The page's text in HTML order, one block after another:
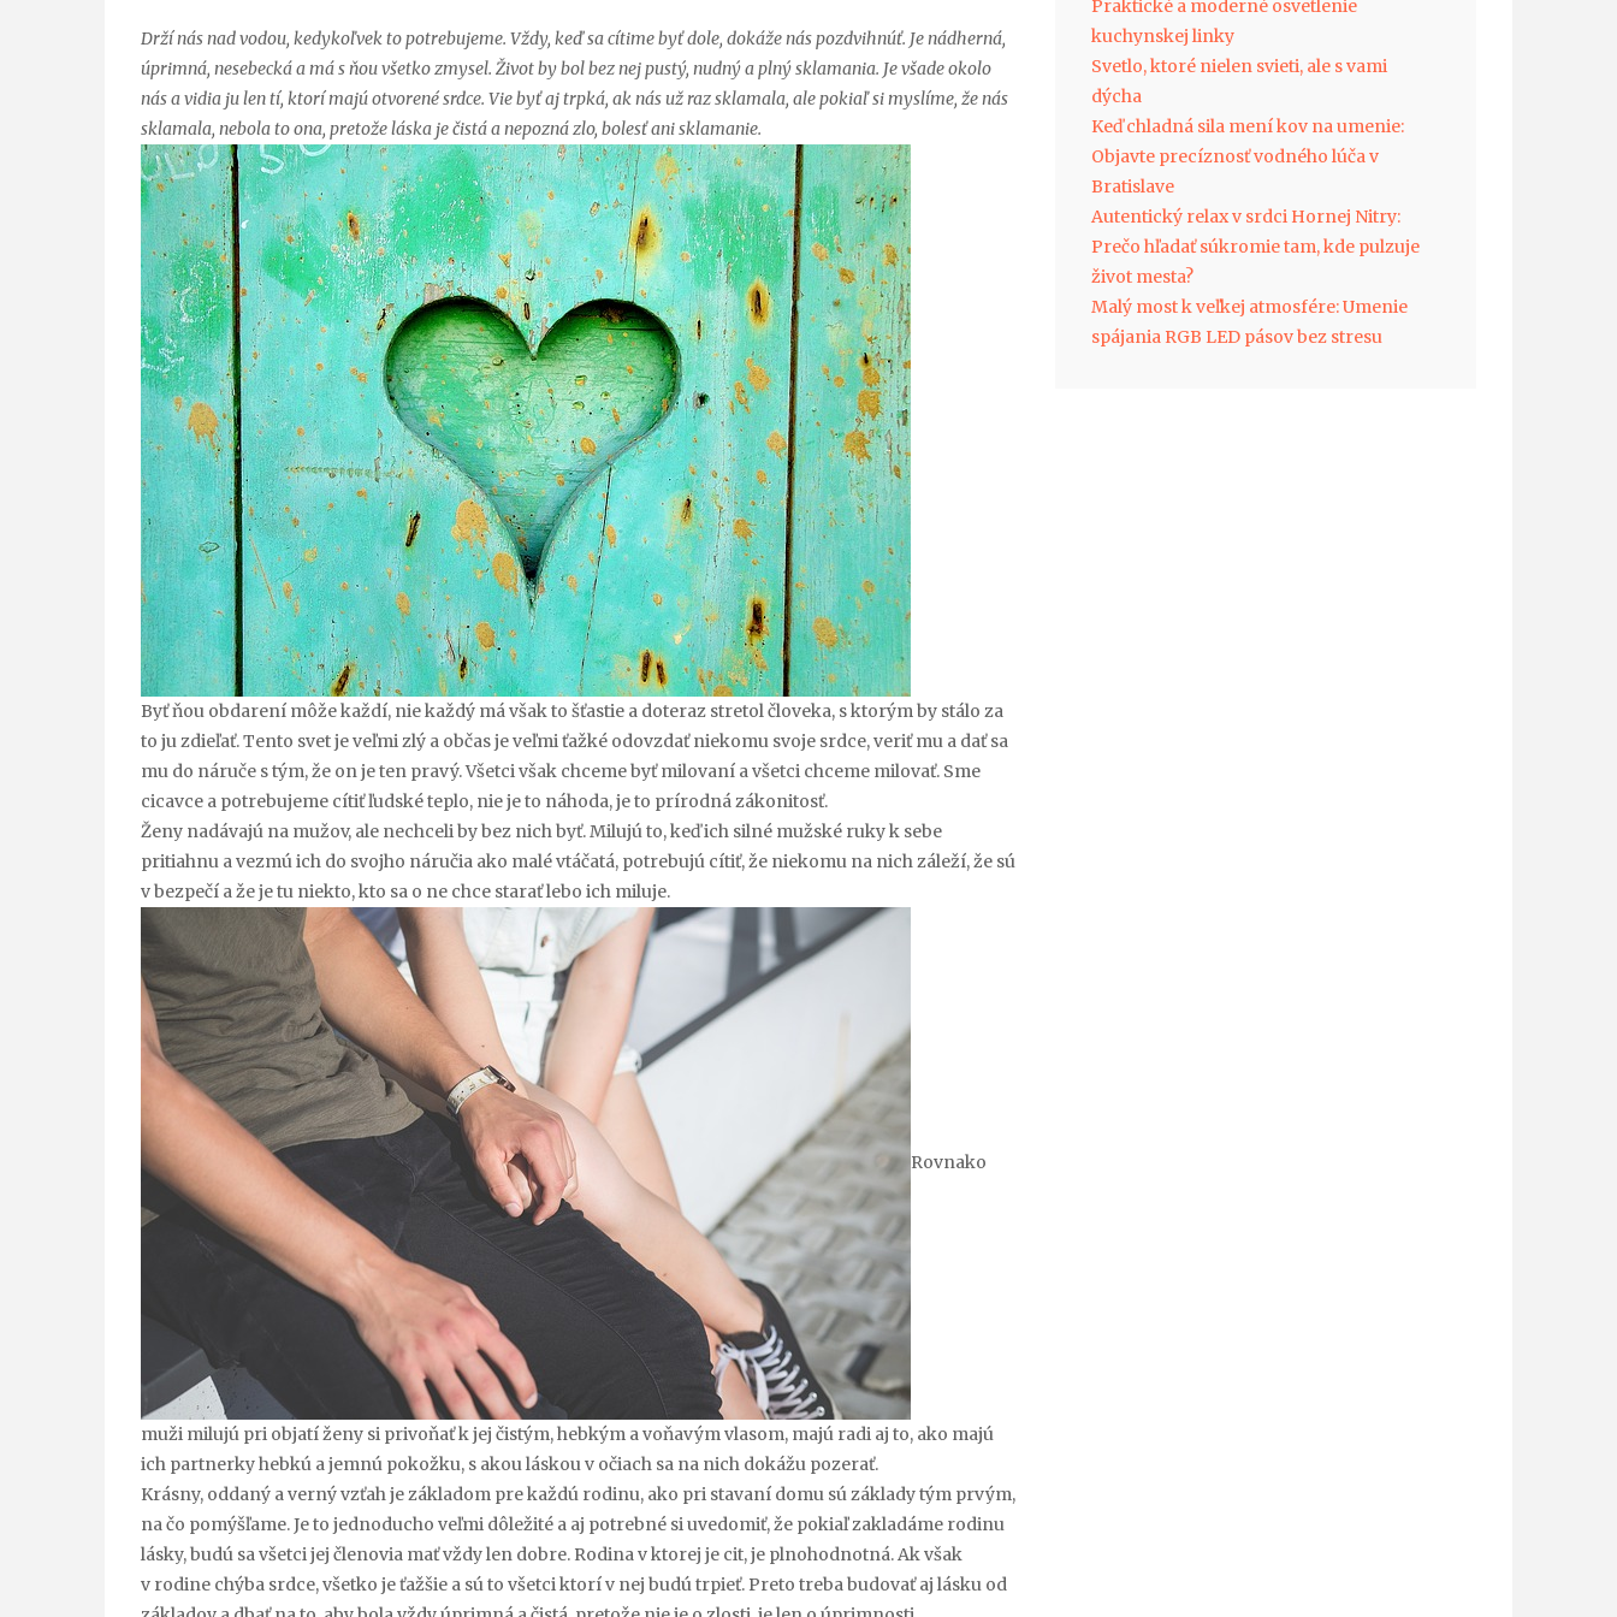
Drží nás nad vodou, kedykoľvek to potrebujeme. Vždy, keď sa cítime byť dole, dokáže nás pozdvihnúť. Je nádherná,
úprimná, nesebecká a má s ňou všetko zmysel. Život by bol bez nej pustý, nudný a plný sklamania. Je všade okolo
nás a vidia ju len tí, ktorí majú otvorené srdce. Vie byť aj trpká, ak nás už raz sklamala, ale pokiaľ si myslíme, že nás
sklamala, nebola to ona, pretože láska je čistá a nepozná zlo, bolesť ani sklamanie.
Byť ňou obdarení môže každí, nie každý má však to šťastie a doteraz stretol človeka, s ktorým by stálo za
to ju zdieľať. Tento svet je veľmi zlý a občas je veľmi ťažké odovzdať niekomu svoje srdce, veriť mu a dať sa
mu do náruče s tým, že on je ten pravý. Všetci však chceme byť milovaní a všetci chceme milovať. Sme
cicavce a potrebujeme cítiť ľudské teplo, nie je to náhoda, je to prírodná zákonitosť.
Ženy nadávajú na mužov, ale nechceli by bez nich byť. Milujú to, keď ich silné mužské ruky k sebe
pritiahnu a vezmú ich do svojho náručia ako malé vtáčatá, potrebujú cítiť, že niekomu na nich záleží, že sú
v bezpečí a že je tu niekto, kto sa o ne chce starať lebo ich miluje.
Rovnako
muži milujú pri objatí ženy si privoňať k jej čistým, hebkým a voňavým vlasom, majú radi aj to, ako majú
ich partnerky hebkú a jemnú pokožku, s akou láskou v očiach sa na nich dokážu pozerať.
Krásny, oddaný a verný vzťah je základom pre každú rodinu, ako pri stavaní domu sú základy tým prvým,
na čo pomýšľame. Je to jednoducho veľmi dôležité a aj potrebné si uvedomiť, že pokiaľ zakladáme rodinu
lásky, budú sa všetci jej členovia mať vždy len dobre. Rodina v ktorej je cit, je plnohodnotná. Ak však
v rodine chýba srdce, všetko je ťažšie a sú to všetci ktorí v nej budú trpieť. Preto treba budovať aj lásku od
Praktické a moderné osvetlenie
kuchynskej linky
Svetlo, ktoré nielen svieti, ale s vami
dýcha
Keď chladná sila mení kov na umenie:
Objavte precíznosť vodného lúča v
Bratislave
Autentický relax v srdci Hornej Nitry:
Prečo hľadať súkromie tam, kde pulzuje
život mesta?
Malý most k veľkej atmosfére: Umenie
spájania RGB LED pásov bez stresu